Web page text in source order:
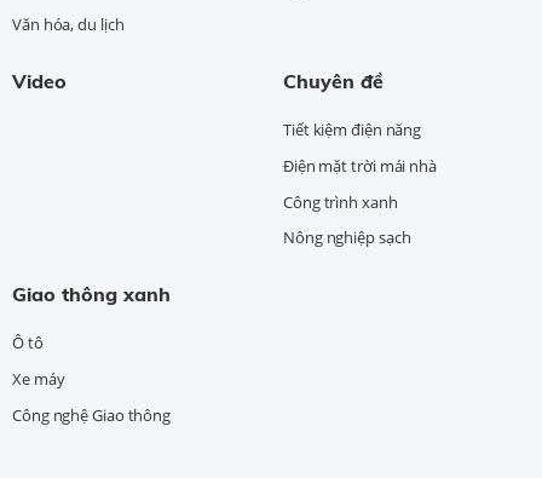
Văn hóa, du lịch
Video Chuyên đề
Tiết kiệm điện năng
Điện mặt trời mái nhà
Công trình xanh
Nông nghiệp sạch
Giao thông xanh
Ô tô
Xe máy
Công nghệ Giao thông